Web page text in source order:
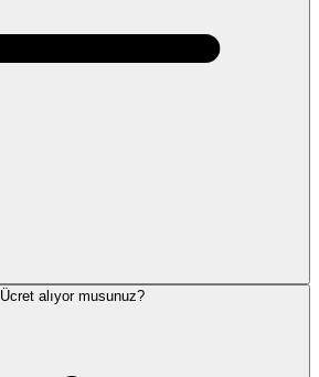
Ücret alıyor musunuz?